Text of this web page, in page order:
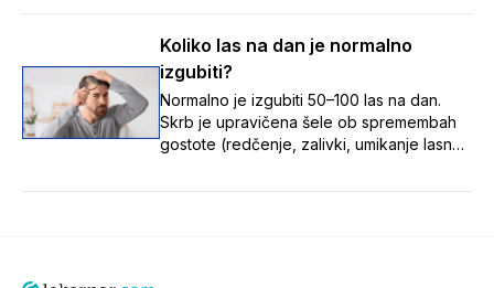
redčenje na temenu ter tanjšanje in izgubo
postopne spremembe pomembno opaziti
zgodaj, saj je zdravljenje uspešnejše,
dokler so lasni mešički še aktivni.
Koliko las na dan je normalno
izgubiti?
Normalno je izgubiti 50–100 las na dan.
Skrb je upravičena šele ob spremembah
gostote (redčenje, zalivki, umikanje lasne
hranil, zdravila, dednost. Ob opaznih